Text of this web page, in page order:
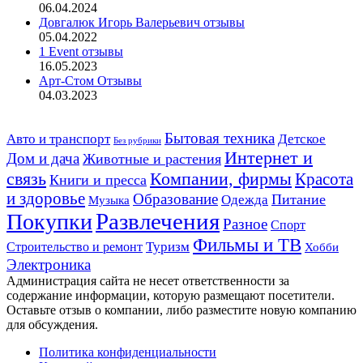
06.04.2024
Довгалюк Игорь Валерьевич отзывы
05.04.2022
1 Event отзывы
16.05.2023
Арт-Стом Отзывы
04.03.2023
Авто и транспорт Без рубрики Бытовая техника Детское
Дом и дача Животные и растения Интернет и
связь Книги и пресса Компании, фирмыКрасота
и здоровье Музыка Образование Одежда Питание
ПокупкиРазвлеченияРазное Спорт
Строительство и ремонт Туризм Фильмы и ТВ Хобби
Электроника
Администрация сайта не несет ответственности за
содержание информации, которую размещают посетители.
Оставьте отзыв о компании, либо разместите новую компанию
для обсуждения.
Политика конфиденциальности